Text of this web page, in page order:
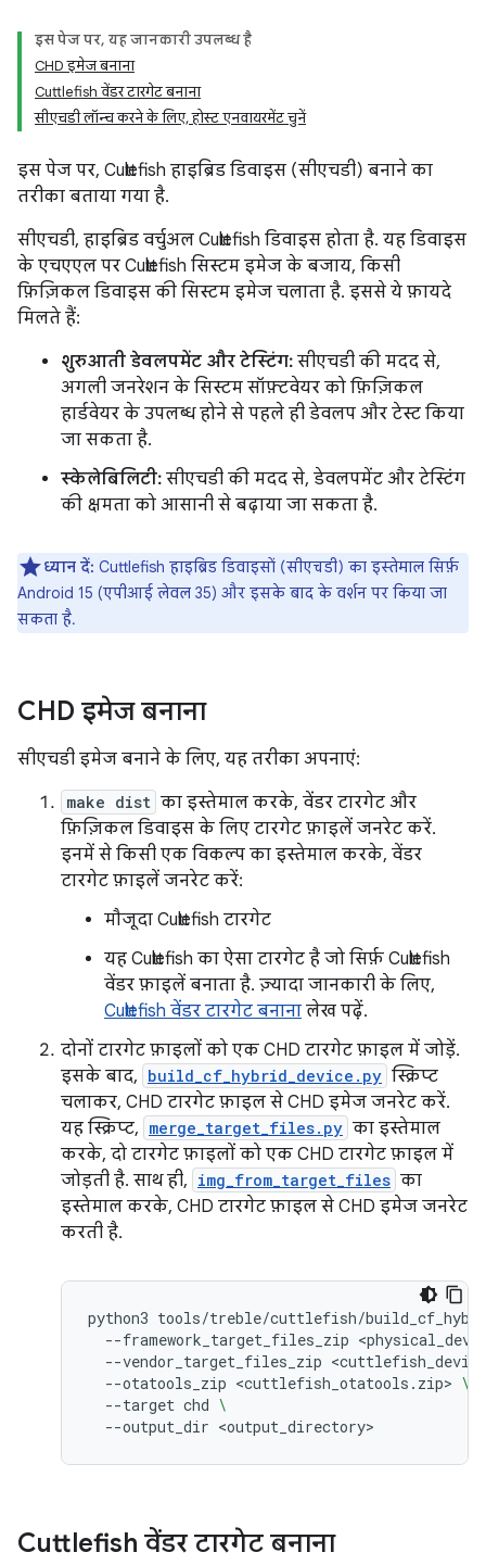
इस पेज पर, यह जानकारी उपलब्ध है
CHD इमेज बनाना
Cuttlefish वेंडर टारगेट बनाना
सीएचडी लॉन्च करने के लिए, होस्ट एनवायरमेंट चुनें
इस पेज पर, Cuttlefish हाइब्रिड डिवाइस (सीएचडी) बनाने का
तरीका बताया गया है.
सीएचडी, हाइब्रिड वर्चुअल Cuttlefish डिवाइस होता है. यह डिवाइस
के एचएएल पर Cuttlefish सिस्टम इमेज के बजाय, किसी
फ़िज़िकल डिवाइस की सिस्टम इमेज चलाता है. इससे ये फ़ायदे
मिलते हैं:
शुरुआती डेवलपमेंट और टेस्टिंग: सीएचडी की मदद से,
अगली जनरेशन के सिस्टम सॉफ़्टवेयर को फ़िज़िकल
हार्डवेयर के उपलब्ध होने से पहले ही डेवलप और टेस्ट किया
जा सकता है.
स्केलेबिलिटी: सीएचडी की मदद से, डेवलपमेंट और टेस्टिंग
की क्षमता को आसानी से बढ़ाया जा सकता है.
ध्यान दें: Cuttlefish हाइब्रिड डिवाइसों (सीएचडी) का इस्तेमाल सिर्फ़
Android 15 (एपीआई लेवल 35) और इसके बाद के वर्शन पर किया जा
सकता है.
CHD इमेज बनाना
सीएचडी इमेज बनाने के लिए, यह तरीका अपनाएं:
make dist का इस्तेमाल करके, वेंडर टारगेट और
फ़िज़िकल डिवाइस के लिए टारगेट फ़ाइलें जनरेट करें.
इनमें से किसी एक विकल्प का इस्तेमाल करके, वेंडर
टारगेट फ़ाइलें जनरेट करें:
मौजूदा Cuttlefish टारगेट
यह Cuttlefish का ऐसा टारगेट है जो सिर्फ़ Cuttlefish
वेंडर फ़ाइलें बनाता है. ज़्यादा जानकारी के लिए,
Cuttlefish वेंडर टारगेट बनाना लेख पढ़ें.
दोनों टारगेट फ़ाइलों को एक CHD टारगेट फ़ाइल में जोड़ें.
इसके बाद, build_cf_hybrid_device.py स्क्रिप्ट
चलाकर, CHD टारगेट फ़ाइल से CHD इमेज जनरेट करें.
यह स्क्रिप्ट, merge_target_files.py का इस्तेमाल
करके, दो टारगेट फ़ाइलों को एक CHD टारगेट फ़ाइल में
जोड़ती है. साथ ही, img_from_target_files का
इस्तेमाल करके, CHD टारगेट फ़ाइल से CHD इमेज जनरेट
करती है.
python3 tools/treble/cuttlefish/
--framework_target_files_zip
--vendor_target_files_zip
--otatools_zip <cuttlefish_otatools.zip> \
--target chd \
--output_dir
Cuttlefish वेंडर टारगेट बनाना